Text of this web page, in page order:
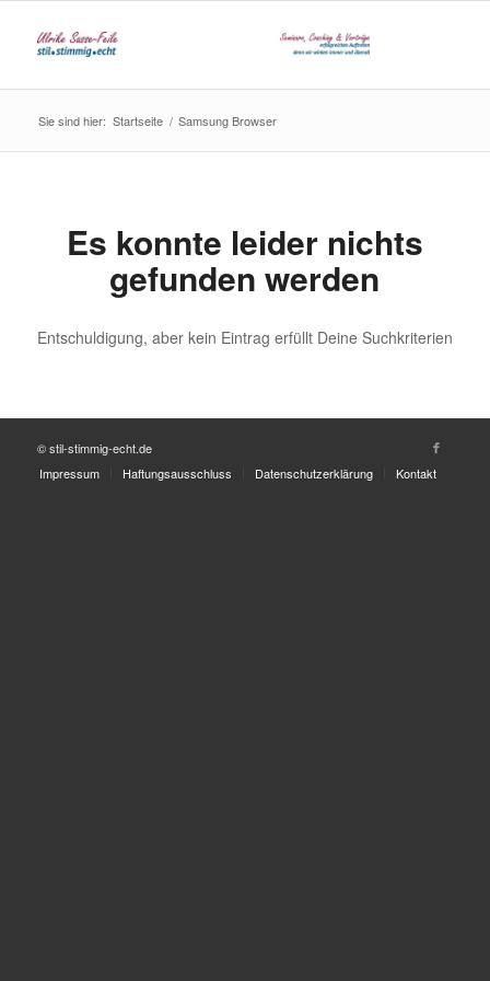
Sie sind hier: Startseite / Samsung Browser
Es konnte leider nichts
gefunden werden
Entschuldigung, aber kein Eintrag erfüllt Deine Suchkriterien
© stil-stimmig-echt.de
Impressum
Haftungsausschluss Datenschutzerklärung Kontakt